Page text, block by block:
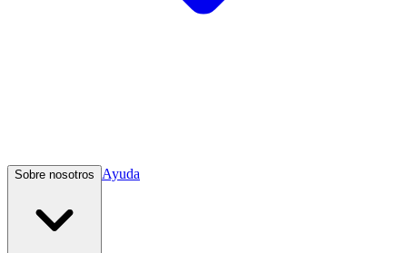
Sobre nosotros Ayuda